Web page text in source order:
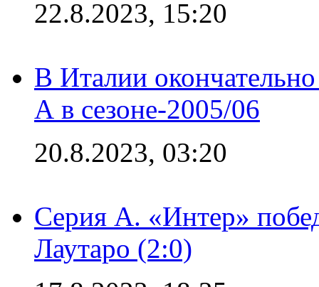
22.8.2023, 15:20
В Италии
А в сезоне-2005/06
20.8.2023, 03:20
Серия А. «Интер»
Лаутаро (2:0)